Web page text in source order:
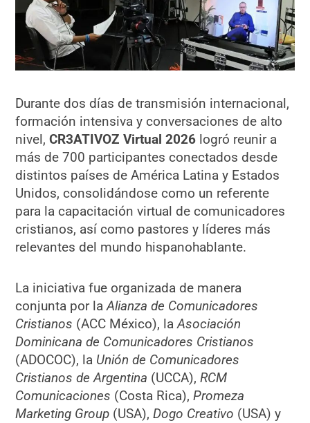
Durante dos días de transmisión internacional,
formación intensiva y conversaciones de alto
nivel,CR3ATIVOZ Virtual 2026 logró reunir a
más de 700 participantes conectados desde
distintos países de América Latina y Estados
Unidos, consolidándose como un referente
para la capacitación virtual de comunicadores
cristianos, así como pastores y líderes más
relevantes del mundo hispanohablante.
La iniciativa fue organizada de manera
conjunta por laAlianza de Comunicadores
Cristianos (ACC México), laAsociación
Dominicana de Comunicadores Cristianos
(ADOCOC), la Unión de Comunicadores
Cristianos de Argentina (UCCA),RCM
Comunicaciones (Costa Rica),Promeza
Marketing Group (USA),Dogo Creativo (USA) y